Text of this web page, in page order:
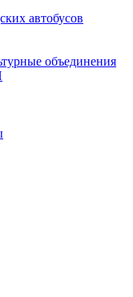
автобусов
объединения